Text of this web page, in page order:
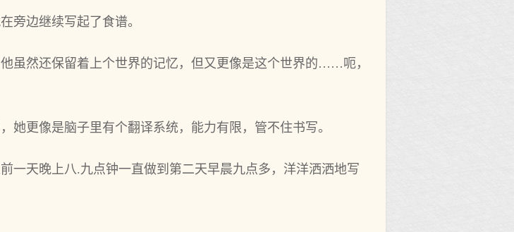
旁边继续写起了食谱。
虽然还保留着上个世界的记忆，但又更像是这个世界的……呃，
她更像是脑子里有个翻译系统，能力有限，管不住书写。
一天晚上八.九点钟一直做到第二天早晨九点多，洋洋洒洒地写